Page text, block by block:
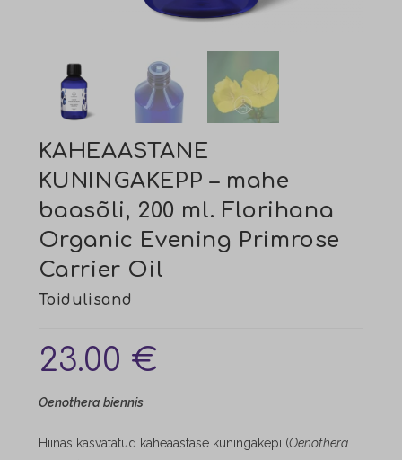
KAHEAASTANE
KUNINGAKEPP – mahe
baasõli, 200 ml. Florihana
Organic Evening Primrose
Carrier Oil
23.00 €
Oenothera biennis
Hiinas kasvatatud kaheaastase kuningakepi (Oenothera